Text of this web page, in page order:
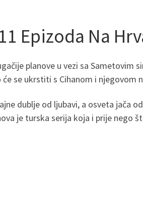
Epizoda Na
planove u vezi sa Sametovim
se ukrstiti s Cihanom i njegovom
dublje od ljubavi, a osveta jača
je turska serija koja i prije nego